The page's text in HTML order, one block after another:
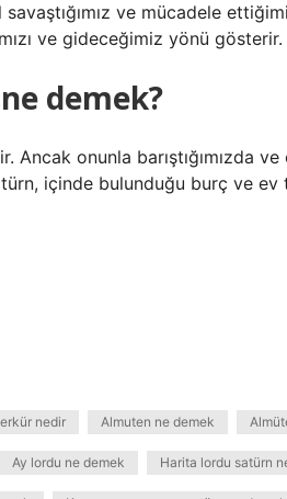
savaştığımız ve mücadele
ve gideceğimiz yönü gösterir.
demek?
onunla barıştığımızda ve
içinde bulunduğu burç ve ev
nedir Almuten ne demek
Ay lordu ne demek Harita lordu satürn